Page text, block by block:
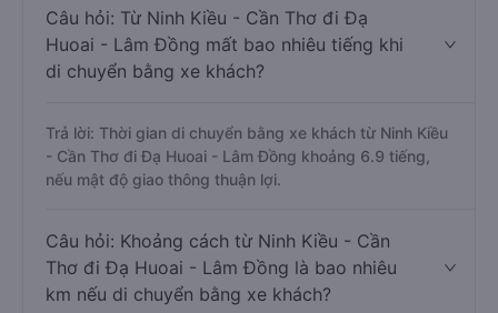
Câu hỏi: Từ Ninh Kiều - Cần Thơ đi Đạ
Huoai - Lâm Đồng mất bao nhiêu tiếng khi
di chuyển bằng xe khách?
Trả lời: Thời gian di chuyển bằng xe khách từ Ninh Kiều
- Cần Thơ đi Đạ Huoai - Lâm Đồng khoảng 6.9 tiếng,
nếu mật độ giao thông thuận lợi.
Câu hỏi: Khoảng cách từ Ninh Kiều - Cần
Thơ đi Đạ Huoai - Lâm Đồng là bao nhiêu
km nếu di chuyển bằng xe khách?